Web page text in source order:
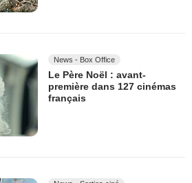
News - Box Office
Le Père Noël : avant-
première dans 127 cinémas
français